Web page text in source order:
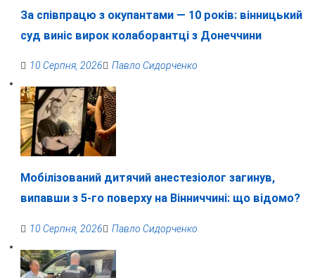
За співпрацю з окупантами — 10 років: вінницький
суд виніс вирок колаборантці з Донеччини
10 Серпня, 2026 Павло Сидорченко
Мобілізований дитячий анестезіолог загинув,
випавши з 5-го поверху на Вінниччині: що відомо?
10 Серпня, 2026 Павло Сидорченко